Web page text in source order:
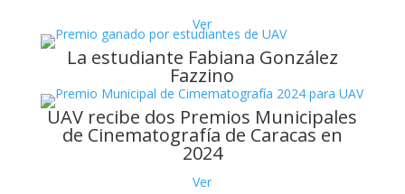
Ver
La estudiante Fabiana González
Fazzino
UAV recibe dos Premios Municipales
de Cinematografía de Caracas en
2024
Ver